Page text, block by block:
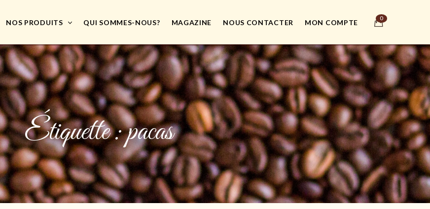
NOS PRODUITS QUI SOMMES-NOUS? MAGAZINE NOUS CONTACTER MON COMPTE
Étiquette :pacas